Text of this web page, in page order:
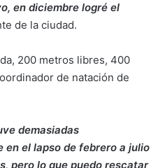
en diciembre logré el
de la ciudad.
200 metros libres, 400
de natación de
demasiadas
en el lapso de febrero a julio
pero lo que puedo rescatar
tropezó en el debut